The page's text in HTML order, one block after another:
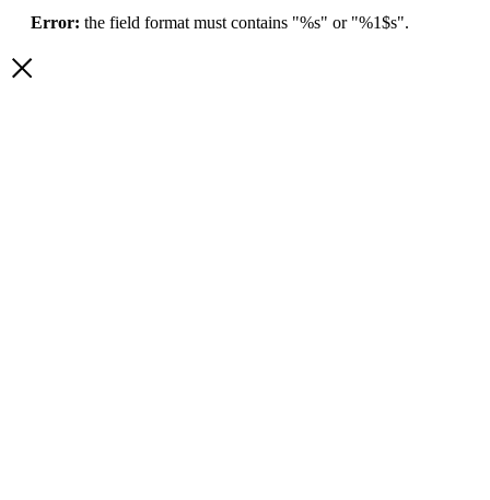
Error: the field format must contains "%s" or "%1$s".